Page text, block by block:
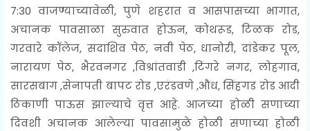
7:30 वाजण्याच्यावेळी, पुणे शहरात व आसपासच्या भागात,
अचानक पावसाळा सुरुवात होऊन, कोथरूड, टिळक रोड,
गरवारे कॉलेज, सदाशिव पेठ, नवी पेठ, धानोरी, दांडेकर पूल,
नारायण पेठ, भैरवनगर ,विश्रांतवाडी ,टिंगरे नगर, लोहगाव,
सारसबाग ,सेनापती बापट रोड ,एरंडवणे ,औंध, सिंहगड रोड आदी
ठिकाणी पाऊस झाल्याचे वृत्त आहे. आजच्या होळी सणाच्या
दिवशी अचानक आलेल्या पावसामुळे होळी सणाच्या होळी